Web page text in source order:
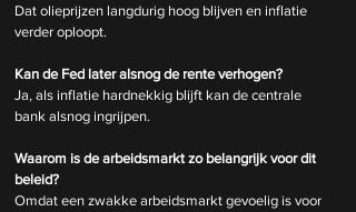
Dat olieprijzen langdurig hoog blijven en inflatie
verder oploopt.
Kan de Fed later alsnog de rente verhogen?
Ja, als inflatie hardnekkig blijft kan de centrale
bank alsnog ingrijpen.
Waarom is de arbeidsmarkt zo belangrijk voor dit
beleid?
Omdat een zwakke arbeidsmarkt gevoelig is voor